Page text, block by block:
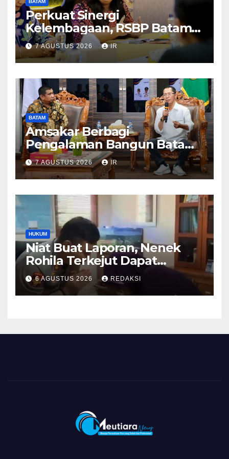
BATAM
Perkuat Sinergi
Kelembagaan, RSBP Batam
dan BPOM Pastikan
Pelayanan dan Ketersediaan
Obat Aman
7 AGUSTUS 2026 IR
BATAM
Amsakar Berbagi
Pengalaman Bangun Batam,
DPRD Dumai Dalami
Pendidikan hingga Investasi
7 AGUSTUS 2026 IR
HUKUM
Niat Buat Laporan, Nenek
Rohila Terkejut Dapat
Bantuan dari Kabid Propam
Kombes Pol Eddwi
6 AGUSTUS 2026 REDAKSI